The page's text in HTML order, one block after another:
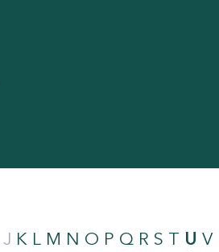
J K L M N O P Q R S T U V